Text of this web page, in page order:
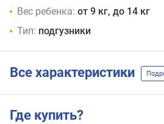
Вес ребенка: от 9 кг, до 14 кг
Тип: подгузники
Все характеристики
Где купить?